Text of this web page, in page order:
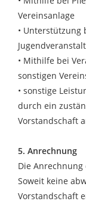
Vereinsanlage
• Unterstützung
• Mithilfe bei
sonstigen
• sonstige
durch ein
Vorstandschaft
5. Anrechnung
Die
Soweit keine
Vorstandschaft